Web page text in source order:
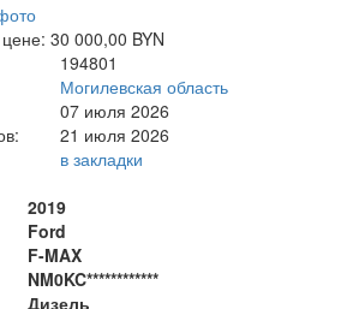
30 000,00 BYN
194801
Могилевская область
07 июля 2026
21 июля 2026
в закладки
2019
Ford
F-MAX
NM0KC************
Дизель